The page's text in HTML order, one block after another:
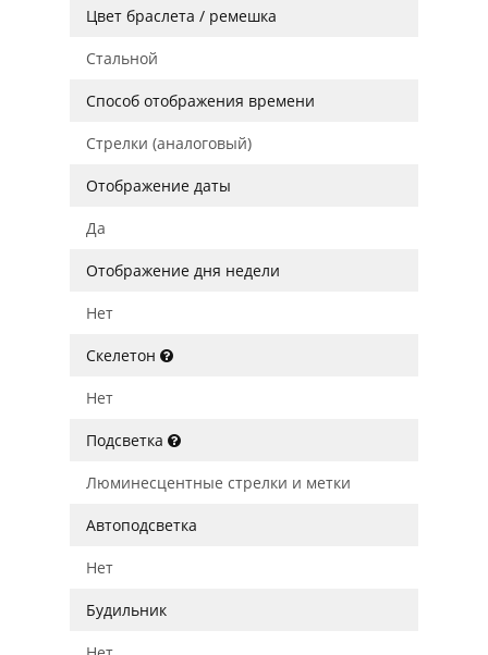
Цвет браслета / ремешка
Стальной
Способ отображения времени
Стрелки (аналоговый)
Отображение даты
Да
Отображение дня недели
Нет
Скелетон
Нет
Подсветка
Люминесцентные стрелки и метки
Автоподсветка
Нет
Будильник